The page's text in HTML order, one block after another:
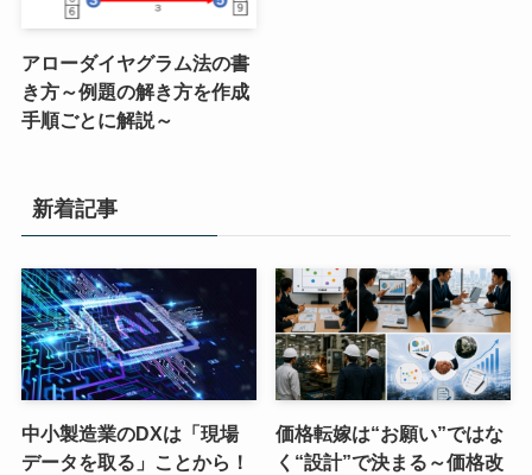
アローダイヤグラム法の書
き方～例題の解き方を作成
手順ごとに解説～
新着記事
中小製造業のDXは「現場
データを取る」ことから！
価格転嫁は“お願い”ではな
く“設計”で決まる～価格改